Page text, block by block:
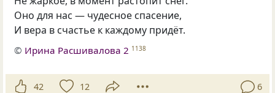
Оно для нас — чудесное спасение,
И вера в счастье к каждому придёт.
© Ирина Расшивалова 2 1138
42 12 6